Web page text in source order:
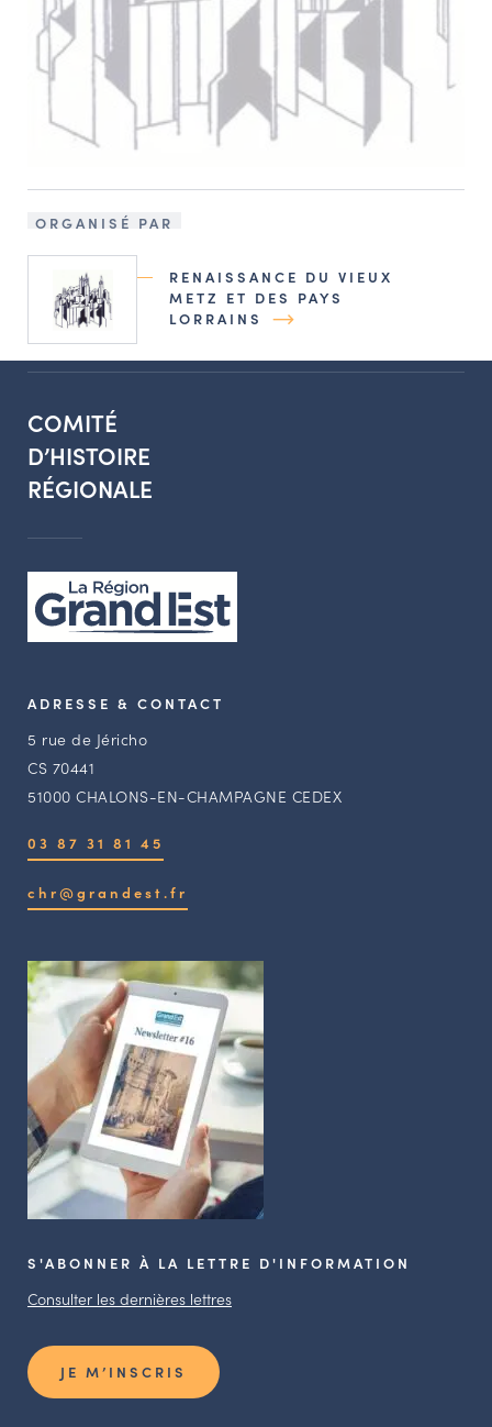
ORGANISÉ PAR
RENAISSANCE DU VIEUX
METZ ET DES PAYS
LORRAINS
COMITÉ
D’HISTOIRE
RÉGIONALE
ADRESSE & CONTACT
5 rue de Jéricho
CS 70441
51000 CHALONS-EN-CHAMPAGNE CEDEX
03 87 31 81 45
chr@grandest.fr
S'ABONNER À LA LETTRE D'INFORMATION
Consulter les dernières lettres
JE M’INSCRIS